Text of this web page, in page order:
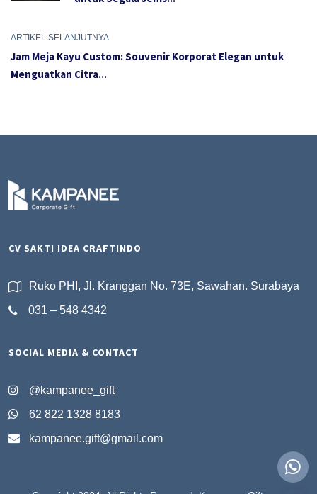
ARTIKEL SELANJUTNYA
Jam Meja Kayu Custom: Souvenir Korporat Elegan untuk
Menguatkan Citra...
CV SAKTI IDEA CRAFTINDO
Ruko PHI, Jl. Kranggan No. 73E, Sawahan. Surabaya
031 – 548 4342
SOCIAL MEDIA & CONTACT
@kampanee_gift
62 822 1328 8183
kampanee.gift@gmail.com